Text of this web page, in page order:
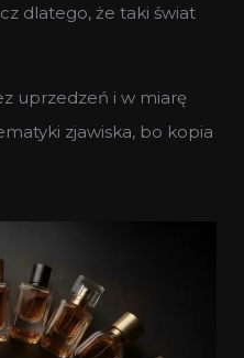
dlatego, że taki świat
uprzedzeń i w miarę
zjawiska, bo kopia